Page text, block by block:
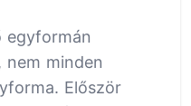
egyformán
nem minden
Először